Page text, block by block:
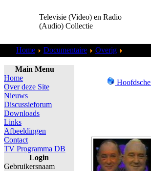
Televisie (Video) en Radio
(Audio) Collectie
Home Documentaire Overig
Main Menu
Home
Over deze Site
Nieuws
Discussieforum
Downloads
Links
Afbeeldingen
Contact
TV Programma DB
Login
Gebruikersnaam